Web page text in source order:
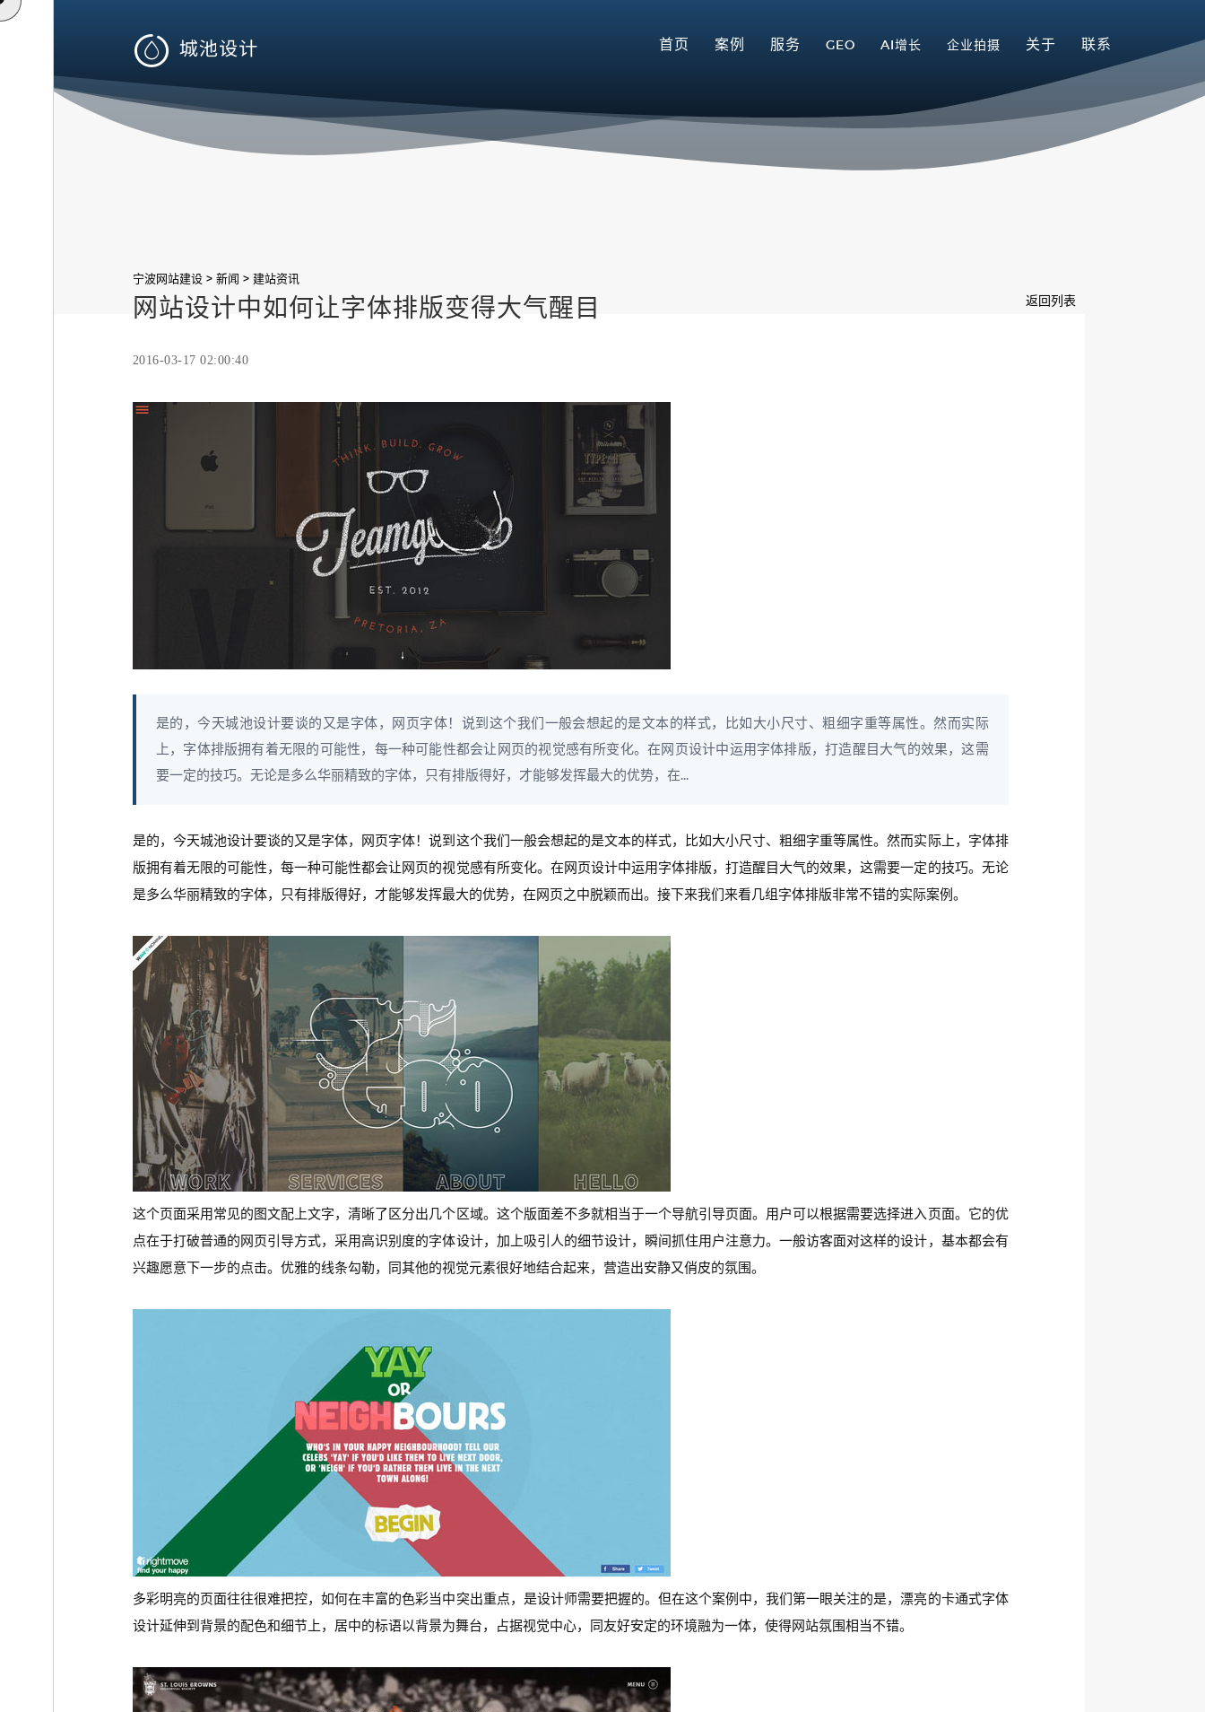
 首页 案例 服务 GEO AI增长 企业拍摄 关于 联系
宁波网站建设> 新闻 > 建站资讯
返回列表
网站设计中如何让字体排版变得大气醒目
2016-03-17 02:00:40
是的，今天城池设计要谈的又是字体，网页字体！说到这个我们一般会想起的是文本的样式，比如大小尺寸、粗细字重等属性。然而实际
上，字体排版拥有着无限的可能性，每一种可能性都会让网页的视觉感有所变化。在网页设计中运用字体排版，打造醒目大气的效果，这需
要一定的技巧。无论是多么华丽精致的字体，只有排版得好，才能够发挥最大的优势，在...
是的，今天城池设计要谈的又是字体，网页字体！说到这个我们一般会想起的是文本的样式，比如大小尺寸、粗细字重等属性。然而实际上，字体排
版拥有着无限的可能性，每一种可能性都会让网页的视觉感有所变化。在网页设计中运用字体排版，打造醒目大气的效果，这需要一定的技巧。无论
是多么华丽精致的字体，只有排版得好，才能够发挥最大的优势，在网页之中脱颖而出。接下来我们来看几组字体排版非常不错的实际案例。
这个页面采用常见的图文配上文字，清晰了区分出几个区域。这个版面差不多就相当于一个导航引导页面。用户可以根据需要选择进入页面。它的优
点在于打破普通的网页引导方式，采用高识别度的字体设计，加上吸引人的细节设计，瞬间抓住用户注意力。一般访客面对这样的设计，基本都会有
兴趣愿意下一步的点击。优雅的线条勾勒，同其他的视觉元素很好地结合起来，营造出安静又俏皮的氛围。
多彩明亮的页面往往很难把控，如何在丰富的色彩当中突出重点，是设计师需要把握的。但在这个案例中，我们第一眼关注的是，漂亮的卡通式字体
设计延伸到背景的配色和细节上，居中的标语以背景为舞台，占据视觉中心，同友好安定的环境融为一体，使得网站氛围相当不错。